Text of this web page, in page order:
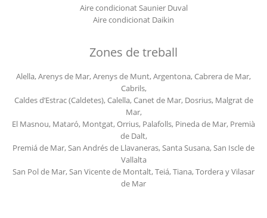
Aire condicionat Saunier Duval
Aire condicionat Daikin
Zones de treball
Alella, Arenys de Mar, Arenys de Munt, Argentona, Cabrera de Mar,
Cabrils,
Caldes d’Estrac (Caldetes), Calella, Canet de Mar, Dosrius, Malgrat de
Mar,
El Masnou, Mataró, Montgat, Orrius, Palafolls, Pineda de Mar, Premià
de Dalt,
Premiá de Mar, San Andrés de Llavaneras, Santa Susana, San Iscle de
Vallalta
San Pol de Mar, San Vicente de Montalt, Teiá, Tiana, Tordera y Vilasar
de Mar